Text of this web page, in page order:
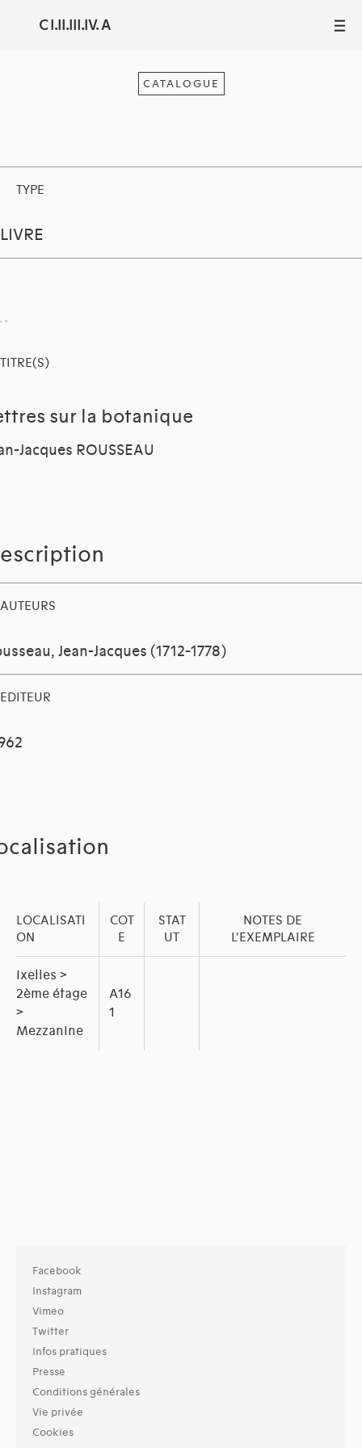
C I.II.III.IV. A III
CATALOGUE
TYPE
LIVRE
TITRE(S)
sur la botanique
Jacques ROUSSEAU
AUTEURS
Jean-Jacques (1712-1778)
EDITEUR
LOCALISATI
ON
COT
E
STAT
UT
NOTES DE
L'EXEMPLAIRE
Ixelles >
2ème étage
>
Mezzanine
A16
1
Facebook
Instagram
Vimeo
Twitter
Infos pratiques
Presse
Conditions générales
Vie privée
Cookies